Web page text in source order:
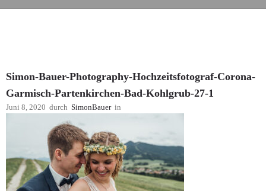
Simon-Bauer-Photography-Hochzeitsfotograf-Corona-
Garmisch-Partenkirchen-Bad-Kohlgrub-27-1
Juni 8, 2020 durch SimonBauer in